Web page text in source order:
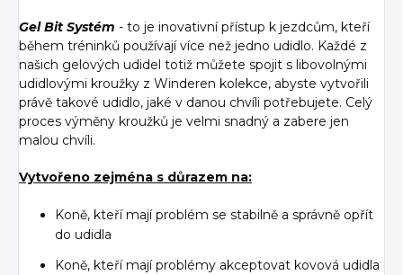
Gel Bit Systém - to je inovativní přístup k jezdcům, kteří
během tréninků používají více než jedno udidlo. Každé z
našich gelových udidel totiž můžete spojit s libovolnými
udidlovými kroužky z Winderen kolekce, abyste vytvořili
právě takové udidlo, jaké v danou chvíli potřebujete. Celý
proces výměny kroužků je velmi snadný a zabere jen
malou chvíli.
Vytvořeno zejména s důrazem na:
Koně, kteří mají problém se stabilně a správně opřít
do udidla
Koně, kteří mají problémy akceptovat kovová udidla